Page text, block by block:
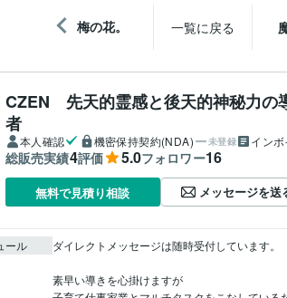
梅の花。 一覧に戻る
CZEN 先天的霊感と後天的神秘力の
者
本人確認 機密保持契約(NDA) 未登録 イン
総販売実績4評価 5.0フォロワー16
無料で見積り相談 メッセージを送
ール ダイレクトメッセージは随時受付しています。
素早い導きを心掛けますが